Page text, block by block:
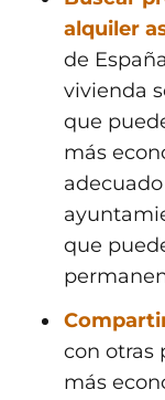
alquiler
de
vivienda
que
más
que
con otras
más